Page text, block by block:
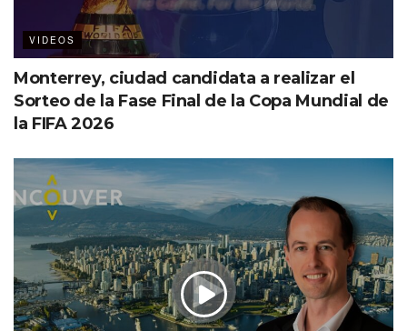
VIDEOS
Monterrey, ciudad candidata a realizar el
Sorteo de la Fase Final de la Copa Mundial de
la FIFA 2026